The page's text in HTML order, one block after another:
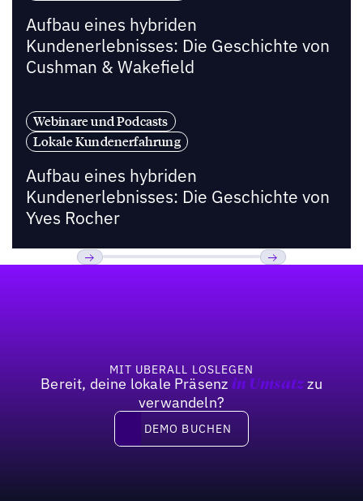
Aufbau eines hybriden
Kundenerlebnisses: Die Geschichte von
Cushman & Wakefield
Webinare und Podcasts
Lokale Kundenerfahrung
Aufbau eines hybriden
Kundenerlebnisses: Die Geschichte von
Yves Rocher
MIT UBERALL LOSLEGEN
Bereit, deine lokale Präsenz in Umsatzzu
verwandeln?
DEMO BUCHEN
DEMO BUCHEN